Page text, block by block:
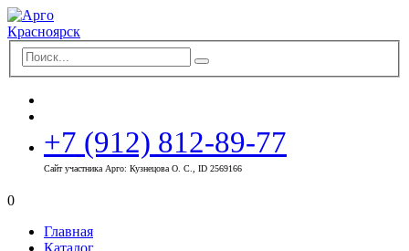
+7 (912) 812-89-77
Сайт участника Арго: Кузнецова О. С., ID 2569166
0
Главная
Каталог